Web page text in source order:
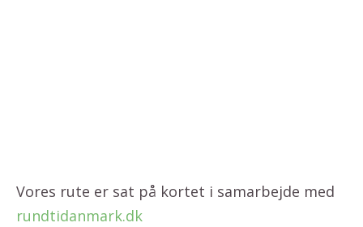
Vores rute er sat på kortet i samarbejde med
rundtidanmark.dk